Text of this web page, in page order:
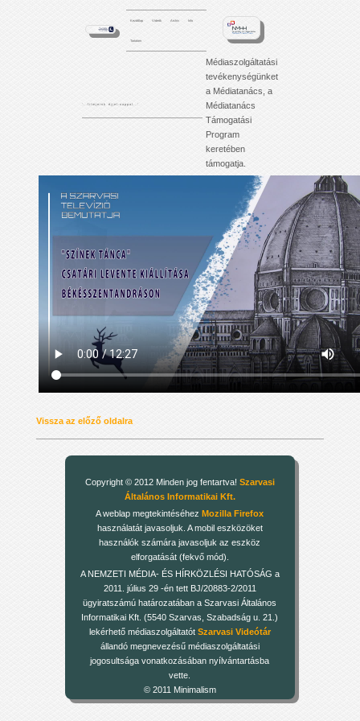
Kezdőlap Videók Archív Info
Tartalom
'. . . f i l m j e i n k é j j e l - n a p p a l . . .'
Médiaszolgáltatási
tevékenységünket
a Médiatanács, a
Médiatanács
Támogatási
Program
keretében
támogatja.
Vissza az előző oldalra
Copyright © 2012 Minden jog fentartva! Szarvasi
Általános Informatikai Kft.
A weblap megtekintéséhezMozilla Firefox
használatát javasoljuk. A mobil eszközöket
használók számára javasoljuk az eszköz
elforgatását (fekvő mód).
A NEMZETI MÉDIA- ÉS HÍRKÖZLÉSI HATÓSÁG a
2011. július 29 -én tett BJ/20883-2/2011
ügyiratszámú határozatában a Szarvasi Általános
Informatikai Kft. (5540 Szarvas, Szabadság u. 21.)
lekérhető médiaszolgáltatót Szarvasi Videótár
állandó megnevezésű médiaszolgáltatási
jogosultsága vonatkozásában nyílvántartásba
vette.
© 2011 Minimalism